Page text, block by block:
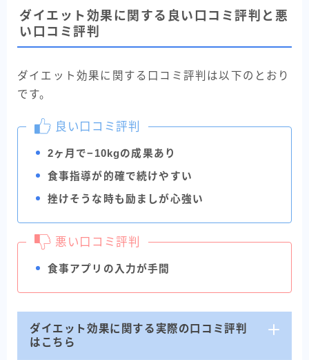
ダイエット効果に関する良い口コミ評判と悪
い口コミ評判
ダイエット効果に関する口コミ評判は以下のとおり
です。
良い口コミ評判
2ヶ月で−10kgの成果あり
食事指導が的確で続けやすい
挫けそうな時も励ましが心強い
悪い口コミ評判
食事アプリの入力が手間
ダイエット効果に関する実際の口コミ評判
はこちら